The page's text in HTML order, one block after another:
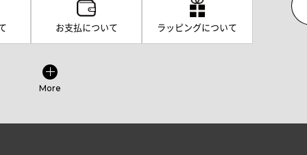
お支払について ラッピングについて
More